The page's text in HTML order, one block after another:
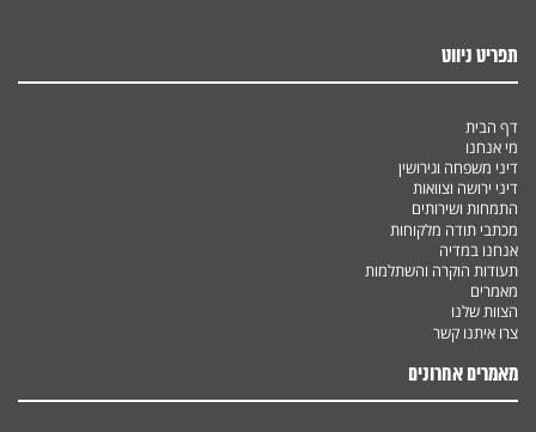
תפריט ניווט
דף הבית
מי אנחנו
דיני משפחה וגירושין
דיני ירושה וצוואות
התמחות ושירותים
מכתבי תודה מלקוחות
אנחנו במדיה
תעודות הוקרה והשתלמות
מאמרים
הצוות שלנו
צרו איתנו קשר
מאמרים אחרונים